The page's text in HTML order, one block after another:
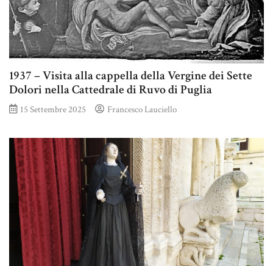
1937 – Visita alla cappella della Vergine dei Sette
Dolori nella Cattedrale di Ruvo di Puglia
15 Settembre 2025 Francesco Lauciello